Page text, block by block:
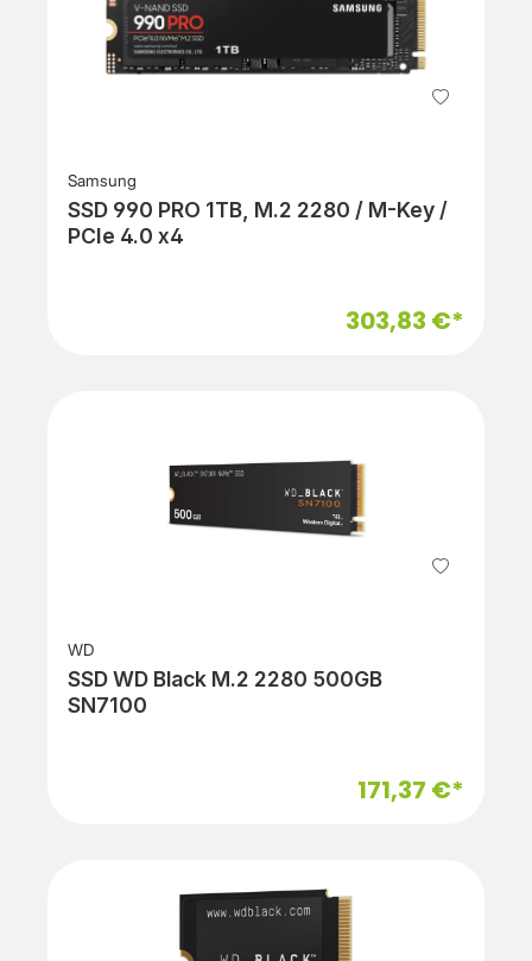
Samsung
SSD 990 PRO 1TB, M.2 2280 / M-Key /
PCIe 4.0 x4
303,83 €*
WD
SSD WD Black M.2 2280 500GB
SN7100
171,37 €*